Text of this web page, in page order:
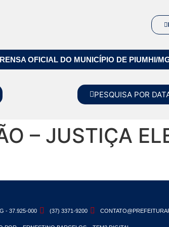
OFICIAL DO MUNICÍPIO DE PIUMHI/
PESQUISA POR
– JUSTIÇA
- 37.925-000 (37) 3371-9200